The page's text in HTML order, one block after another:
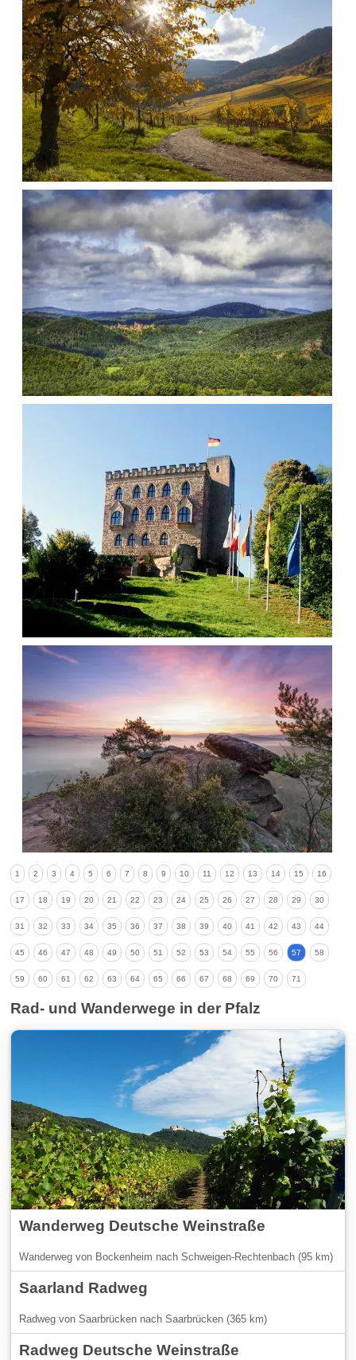
1 2 3 4 5 6 7 8 9 10 11 12 13 14 15 16
17 18 19 20 21 22 23 24 25 26 27 28 29 30
31 32 33 34 35 36 37 38 39 40 41 42 43 44
45 46 47 48 49 50 51 52 53 54 55 56 57 58
59 60 61 62 63 64 65 66 67 68 69 70 71
Rad- und Wanderwege in der Pfalz
Wanderweg Deutsche Weinstraße
Wanderweg von Bockenheim nach Schweigen-Rechtenbach (95 km)
Saarland Radweg
Radweg von Saarbrücken nach Saarbrücken (365 km)
Radweg Deutsche Weinstraße